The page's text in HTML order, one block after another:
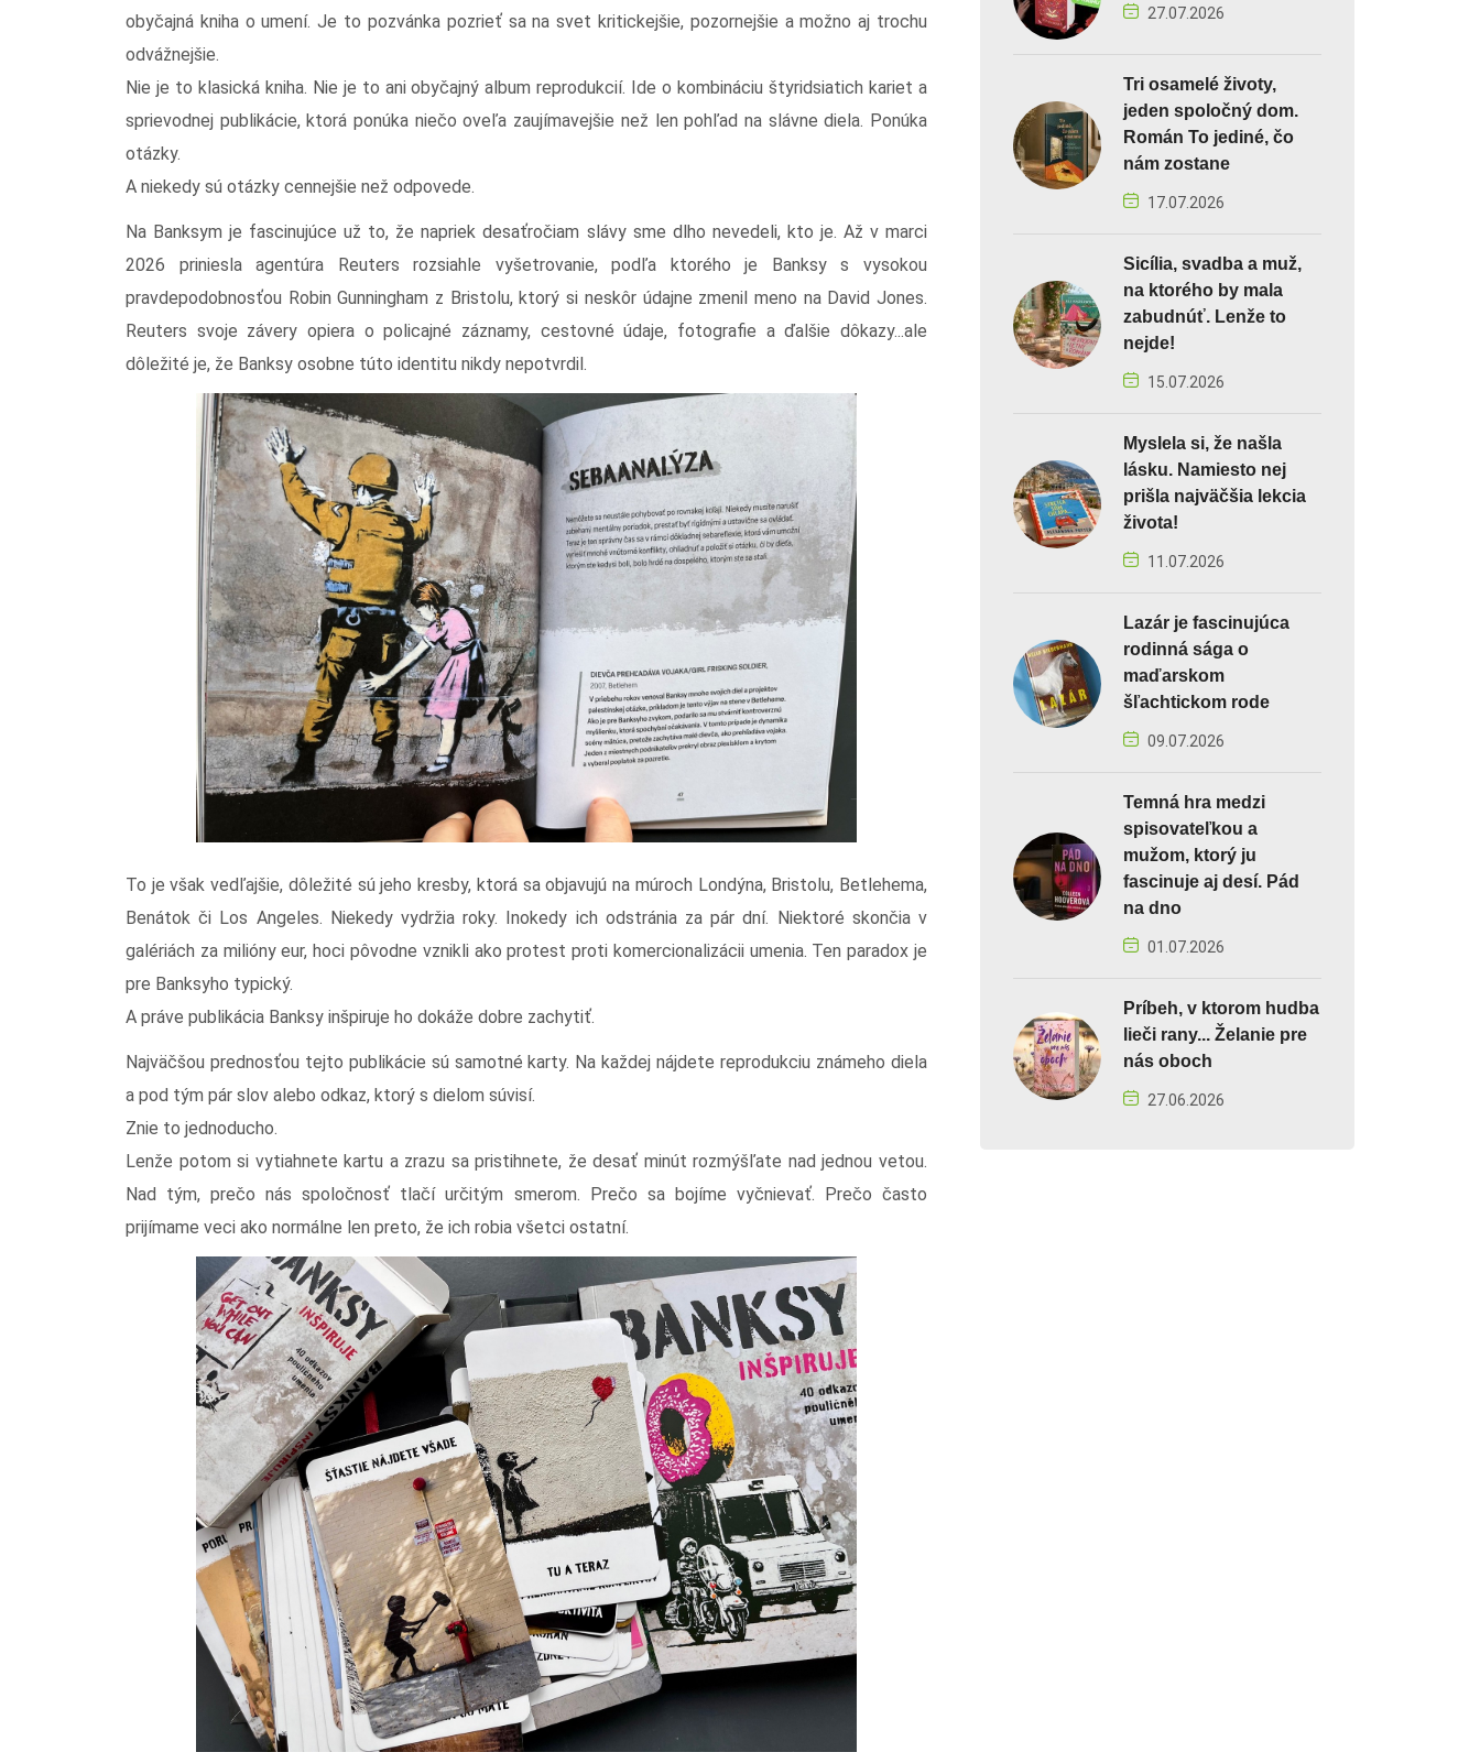
obyčajná kniha o umení. Je to pozvánka pozrieť sa na svet kritickejšie, pozornejšie a možno aj trochu
odvážnejšie.
Nie je to klasická kniha. Nie je to ani obyčajný album reprodukcií. Ide o kombináciu štyridsiatich kariet a
sprievodnej publikácie, ktorá ponúka niečo oveľa zaujímavejšie než len pohľad na slávne diela. Ponúka
otázky.
A niekedy sú otázky cennejšie než odpovede.
Na Banksym je fascinujúce už to, že napriek desaťročiam slávy sme dlho nevedeli, kto je. Až v marci
2026 priniesla agentúra Reuters rozsiahle vyšetrovanie, podľa ktorého je Banksy s vysokou
pravdepodobnosťou Robin Gunningham z Bristolu, ktorý si neskôr údajne zmenil meno na David Jones.
Reuters svoje závery opiera o policajné záznamy, cestovné údaje, fotografie a ďalšie dôkazy...ale
dôležité je, že Banksy osobne túto identitu nikdy nepotvrdil.
To je však vedľajšie, dôležité sú jeho kresby, ktorá sa objavujú na múroch Londýna, Bristolu, Betlehema,
Benátok či Los Angeles. Niekedy vydržia roky. Inokedy ich odstránia za pár dní. Niektoré skončia v
galériách za milióny eur, hoci pôvodne vznikli ako protest proti komercionalizácii umenia. Ten paradox je
pre Banksyho typický.
A práve publikácia Banksy inšpiruje ho dokáže dobre zachytiť.
Najväčšou prednosťou tejto publikácie sú samotné karty. Na každej nájdete reprodukciu známeho diela
a pod tým pár slov alebo odkaz, ktorý s dielom súvisí.
Znie to jednoducho.
Lenže potom si vytiahnete kartu a zrazu sa pristihnete, že desať minút rozmýšľate nad jednou vetou.
Nad tým, prečo nás spoločnosť tlačí určitým smerom. Prečo sa bojíme vyčnievať. Prečo často
prijímame veci ako normálne len preto, že ich robia všetci ostatní.
27.07.2026
Tri osamelé životy,
jeden spoločný dom.
Román To jediné, čo
nám zostane
17.07.2026
Sicília, svadba a muž,
na ktorého by mala
zabudnúť. Lenže to
nejde!
15.07.2026
Myslela si, že našla
lásku. Namiesto nej
prišla najväčšia lekcia
života!
11.07.2026
Lazár je fascinujúca
rodinná sága o
maďarskom
šľachtickom rode
09.07.2026
Temná hra medzi
spisovateľkou a
mužom, ktorý ju
fascinuje aj desí. Pád
na dno
01.07.2026
Príbeh, v ktorom hudba
lieči rany... Želanie pre
nás oboch
27.06.2026